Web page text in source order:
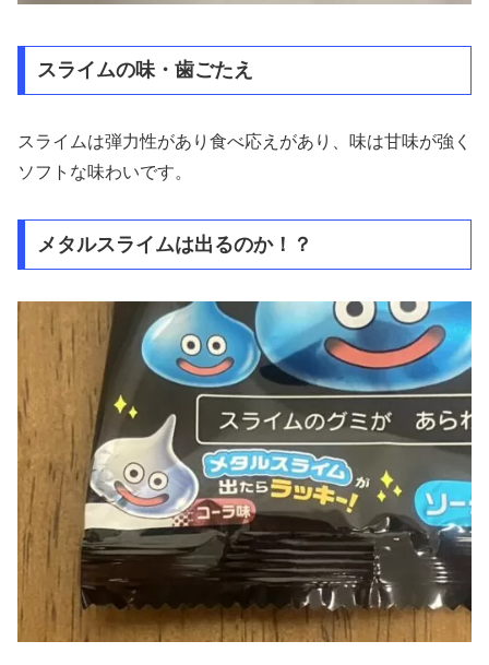
スライムの味・歯ごたえ
スライムは弾力性があり食べ応えがあり、味は甘味が強く
ソフトな味わいです。
メタルスライムは出るのか！？